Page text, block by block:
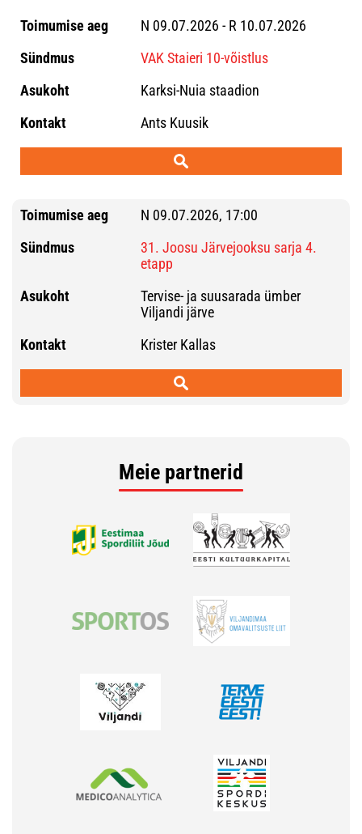
N 09.07.2026 - R 10.07.2026
VAK Staieri 10-võistlus
Karksi-Nuia staadion
Ants Kuusik
N 09.07.2026, 17:00
31. Joosu Järvejooksu sarja 4.
etapp
Tervise- ja suusarada ümber
Viljandi järve
Krister Kallas
Meie partnerid